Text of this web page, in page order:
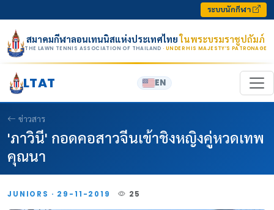
ระบบนักกีฬา
สมาคมกีฬาลอนเทนนิสแห่งประเทศไทยในพระบรมราชูปถัมภ์
THE LAWN TENNIS ASSOCIATION OF THAILAND · UNDER HIS MAJESTY’S PATRONAGE
LTAT EN
ข่าวสาร
'ภาวินี' กอดคอสาวจีนเข้าชิงหญิงคู่หวดเทพ
คุณนา
JUNIORS · 29-11-2019 25